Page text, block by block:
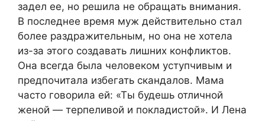
задел ее, но решила не обращать внимания.
В последнее время муж действительно стал
более раздражительным, но она не хотела
из-за этого создавать лишних конфликтов.
Она всегда была человеком уступчивым и
предпочитала избегать скандалов. Мама
часто говорила ей: «Ты будешь отличной
женой — терпеливой и покладистой». И Лена